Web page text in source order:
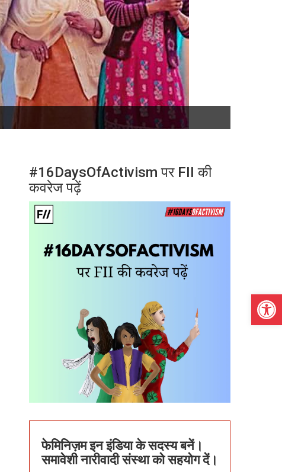
#16DaysOfActivism पर FII की
कवरेज पढ़ें
फेमिनिज़म इन इंडिया के सदस्य बनें।
समावेशी नारीवादी संस्था को सहयोग दें।